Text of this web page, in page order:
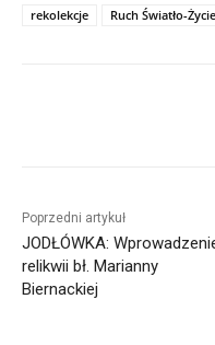
rekolekcje
Ruch Światło-
Poprzedni artykuł
JODŁÓWKA:
relikwii bł. Marianny
Biernackiej